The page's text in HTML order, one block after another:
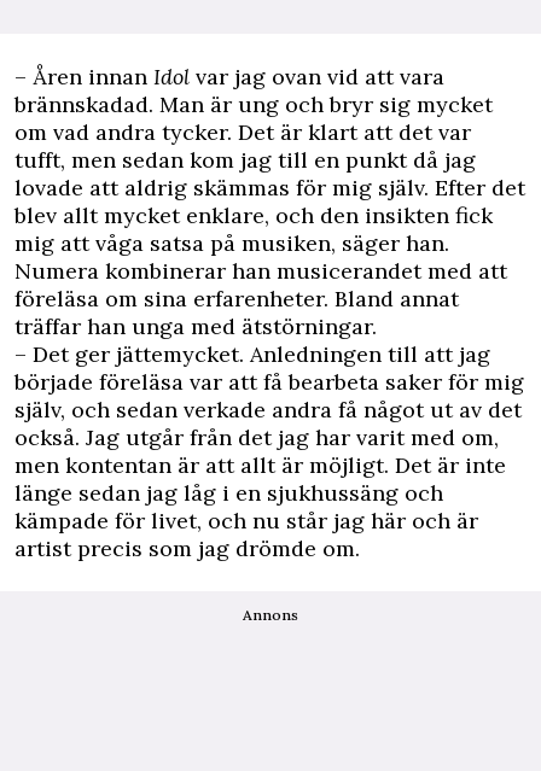
– Åren innan Idol var jag ovan vid att vara
brännskadad. Man är ung och bryr sig mycket
om vad andra tycker. Det är klart att det var
tufft, men sedan kom jag till en punkt då jag
lovade att aldrig skämmas för mig själv. Efter det
blev allt mycket enklare, och den insikten fick
mig att våga satsa på musiken, säger han.
Numera kombinerar han musicerandet med att
föreläsa om sina erfarenheter. Bland annat
träffar han unga med ätstörningar.
– Det ger jättemycket. Anledningen till att jag
började föreläsa var att få bearbeta saker för mig
själv, och sedan verkade andra få något ut av det
också. Jag utgår från det jag har varit med om,
men kontentan är att allt är möjligt. Det är inte
länge sedan jag låg i en sjukhussäng och
kämpade för livet, och nu står jag här och är
artist precis som jag drömde om.
Annons